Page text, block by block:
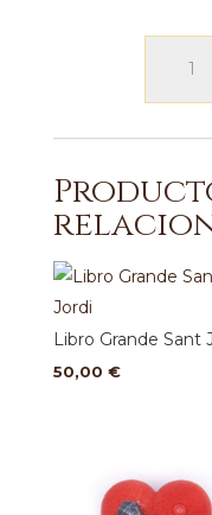
mousse
Libro Grande Sant
50,00 €